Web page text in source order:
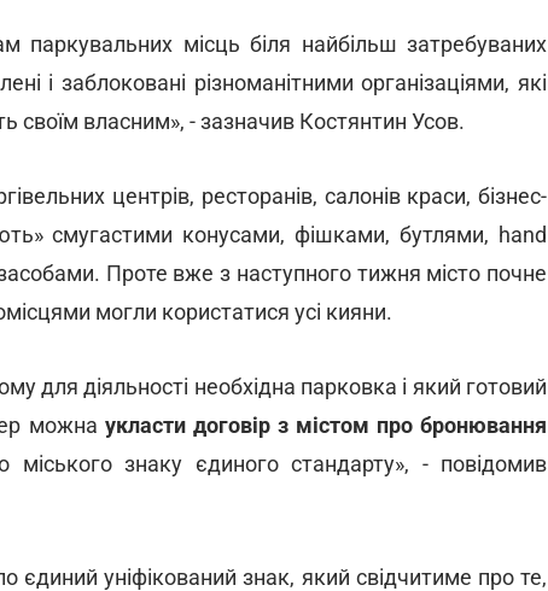
місць біля найбільш затребуваних
і заблоковані різноманітними організаціями, які
своїм власним», - зазначив Костянтин Усов.
центрів, ресторанів, салонів краси, бізнес-
смугастими конусами, фішками, бутлями, hand
Проте вже з наступного тижня місто почне
могли користатися усі кияни.
для діяльності необхідна парковка і який готовий
можна укласти договір з містом про бронювання
міського знаку єдиного стандарту», - повідомив
єдиний уніфікований знак, який свідчитиме про те,